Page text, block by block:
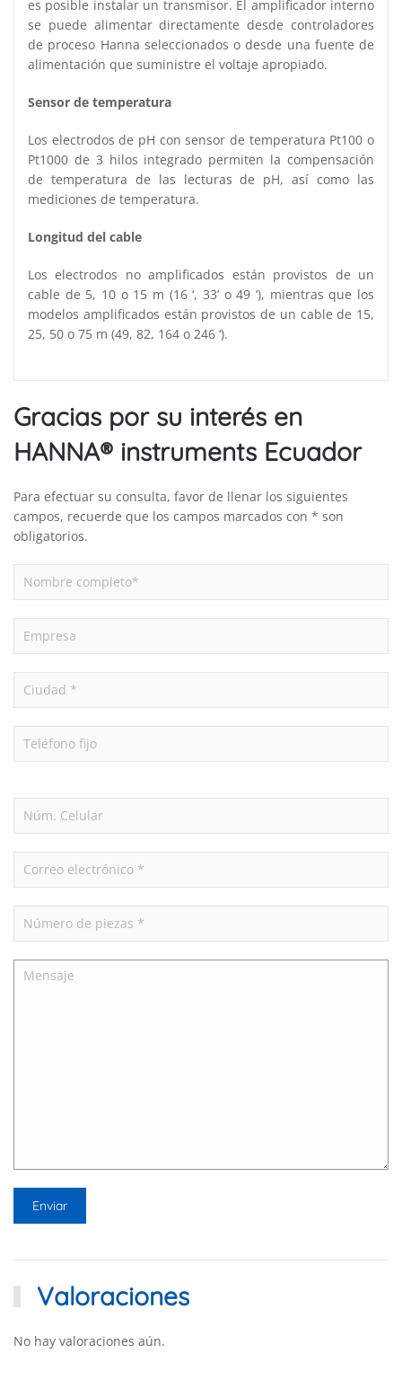
es posible instalar un transmisor. El amplificador interno
se puede alimentar directamente desde controladores
de proceso Hanna seleccionados o desde una fuente de
alimentación que suministre el voltaje apropiado.
Sensor de temperatura
Los electrodos de pH con sensor de temperatura Pt100 o
Pt1000 de 3 hilos integrado permiten la compensación
de temperatura de las lecturas de pH, así como las
mediciones de temperatura.
Longitud del cable
Los electrodos no amplificados están provistos de un
cable de 5, 10 o 15 m (16 ‘, 33’ o 49 ‘), mientras que los
modelos amplificados están provistos de un cable de 15,
25, 50 o 75 m (49, 82, 164 o 246 ‘).
Gracias por su interés en
HANNA® instruments Ecuador
Para efectuar su consulta, favor de llenar los siguientes
campos, recuerde que los campos marcados con * son
obligatorios.
Valoraciones
No hay valoraciones aún.